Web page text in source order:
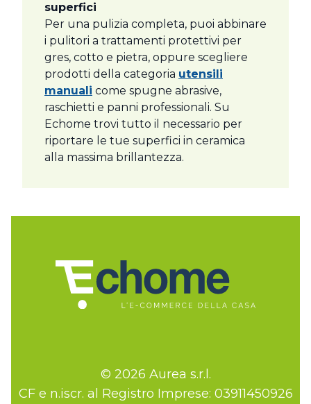
superfici
Per una pulizia completa, puoi abbinare
i pulitori a trattamenti protettivi per
gres, cotto e pietra, oppure scegliere
prodotti della categoria utensili
manuali come spugne abrasive,
raschietti e panni professionali. Su
Echome trovi tutto il necessario per
riportare le tue superfici in ceramica
alla massima brillantezza.
© 2026 Aurea s.r.l.
CF e n.iscr. al Registro Imprese: 03911450926